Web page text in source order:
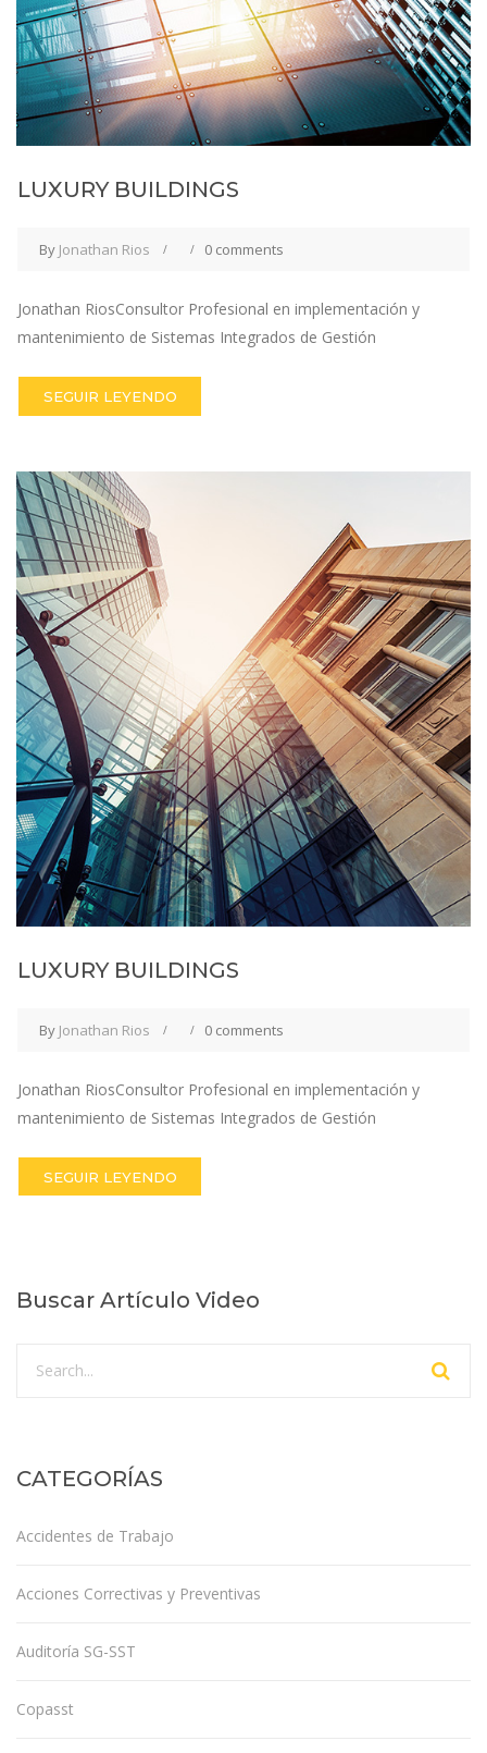
LUXURY BUILDINGS
By Jonathan Rios 0 comments
Jonathan RiosConsultor Profesional en implementación y
mantenimiento de Sistemas Integrados de Gestión
SEGUIR LEYENDO
LUXURY BUILDINGS
By Jonathan Rios 0 comments
Jonathan RiosConsultor Profesional en implementación y
mantenimiento de Sistemas Integrados de Gestión
SEGUIR LEYENDO
Buscar Artículo Video
CATEGORÍAS
Accidentes de Trabajo
Acciones Correctivas y Preventivas
Auditoría SG-SST
Copasst